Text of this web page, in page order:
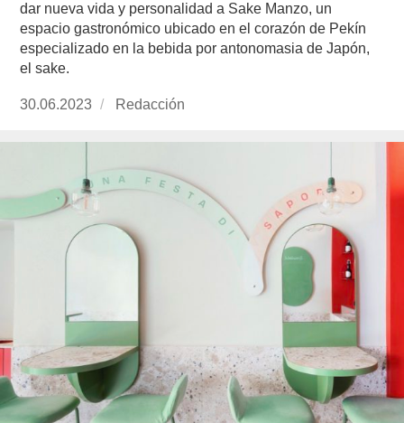
dar nueva vida y personalidad a Sake Manzo, un
espacio gastronómico ubicado en el corazón de Pekín
especializado en la bebida por antonomasia de Japón,
el sake.
Publicado
30.06.2023 https://www.experimenta.es/author/redaccion/
Redacción